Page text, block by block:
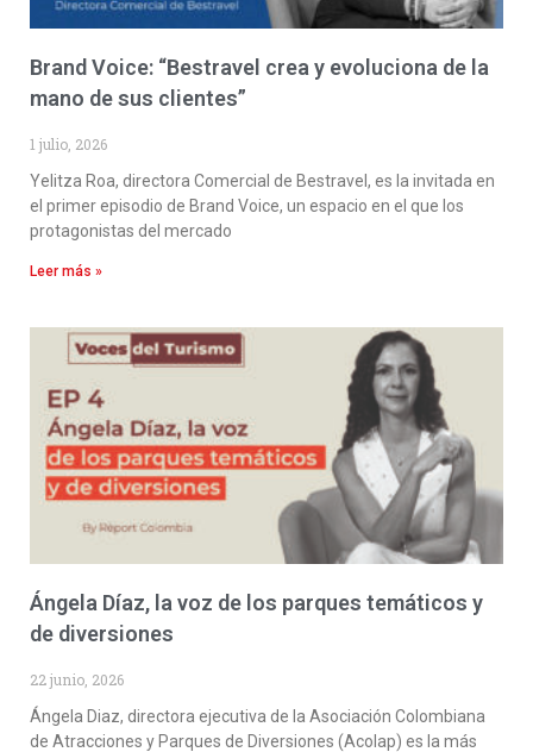
Brand Voice: “Bestravel crea y evoluciona de la
mano de sus clientes”
1 julio, 2026
Yelitza Roa, directora Comercial de Bestravel, es la invitada en
el primer episodio de Brand Voice, un espacio en el que los
protagonistas del mercado
Leer más »
Ángela Díaz, la voz de los parques temáticos y
de diversiones
22 junio, 2026
Ángela Diaz, directora ejecutiva de la Asociación Colombiana
de Atracciones y Parques de Diversiones (Acolap) es la más